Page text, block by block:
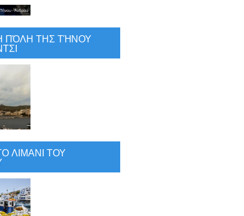
Η ΠΌΛΗ ΤΗΣ ΤΉΝΟΥ
ΤΟ ΛΙΜΑΝΙ ΤΟΥ